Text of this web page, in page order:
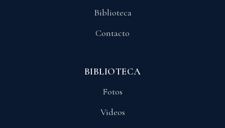
Biblioteca
Contacto
BIBLIOTECA
Fotos
Videos